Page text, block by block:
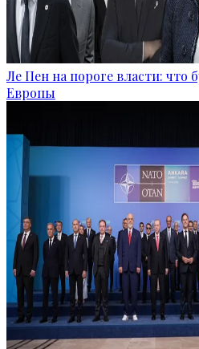
Ле Пен на пороге власти: что
Европы